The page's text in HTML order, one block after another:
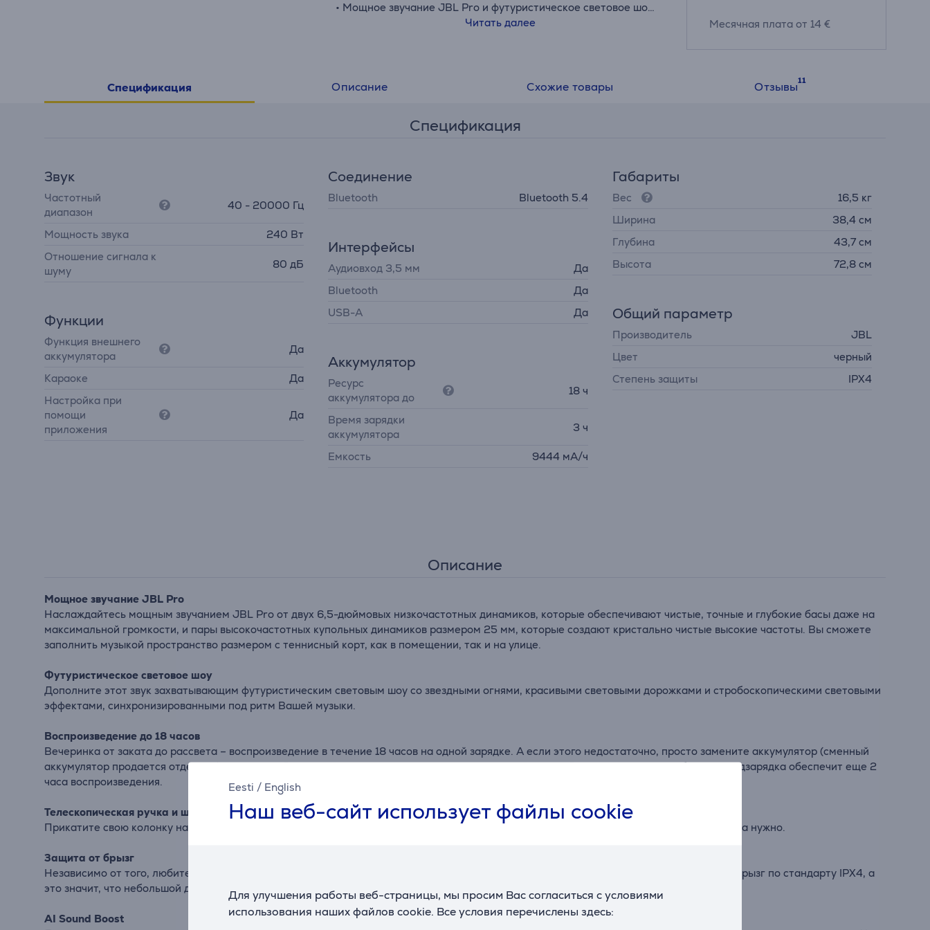
Eesti / English
Наш веб-сайт использует файлы cookie
Для улучшения работы веб-страницы, мы просим Вас согласиться с условиями
использования наших файлов cookie. Все условия перечислены здесь:
• Мощное звучание JBL Pro и футуристическое световое шоу
• Устойчивость к брызгам IPX4
• Входы для микрофона и гитары
Читать далее Месячная плата от 14 €
Спецификация Описание Схожие товары Отзывы
Спецификация
Звук
Частотный
диапазон
40 - 20000 Гц
Мощность звука
240 Вт
Отношение сигнала к
шуму
80 дБ
Функции
Функция внешнего
аккумулятора
Да
Караоке
Да
Настройка при
помощи
приложения
Да
Соединение
Bluetooth Bluetooth 5.4
Интерфейсы
Аудиовход 3,5 мм
Да
Bluetooth
Да
USB-A
Да
Аккумулятор
Ресурс
аккумулятора до
18 ч
Время зарядки
аккумулятора
3 ч
Емкость 9444 мА/ч
Габариты
Вес
16,5 кг
Ширина
38,4 см
Глубина
43,7 см
Высота
72,8 см
Общий параметр
Производитель
JBL
Цвет
черный
Степень защиты
IPX4
Описание
Мощное звучание JBL Pro
Наслаждайтесь мощным звучанием JBL Pro от двух 6,5-дюймовых низкочастотных динамиков, которые обеспечивают чистые, точные и глубокие басы даже на
максимальной громкости, и пары высокочастотных купольных динамиков размером 25 мм, которые создают кристально чистые высокие частоты. Вы сможете
заполнить музыкой пространство размером с теннисный корт, как в помещении, так и на улице.
Футуристическое световое шоу
Дополните этот звук захватывающим футуристическим световым шоу со звездными огнями, красивыми световыми дорожками и стробоскопическими световыми
эффектами, синхронизированными под ритм Вашей музыки.
Воспроизведение до 18 часов
Вечеринка от заката до рассвета – воспроизведение в течение 18 часов на одной зарядке. А если этого недостаточно, просто замените аккумулятор (сменный
аккумулятор продается отдельно) и продолжайте танцевать. Если Вам просто нужен дополнительный заряд, 10-минутная быстрая подзарядка обеспечит еще 2
часа воспроизведения.
Телескопическая ручка и широкие прочные колеса
Прикатите свою колонку на вечеринку благодаря широким прочным колесам и удобной ручке, которая выдвигается и опускается, когда нужно.
Защита от брызг
Независимо от того, любите ли Вы вечеринку с друзьями в парке или на берегу моря, колонка JBL PartyBox Stage 320 защищена от брызг по стандарту IPX4, а
это значит, что небольшой дождь не станет помехой веселью.
AI Sound Boost